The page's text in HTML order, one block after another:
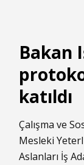
Bakan
katıldı
Çalışma ve
Mesleki
Aslanları İş